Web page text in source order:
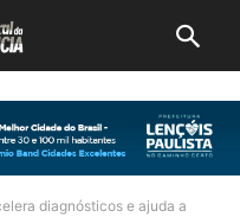
diagnósticos e ajuda a